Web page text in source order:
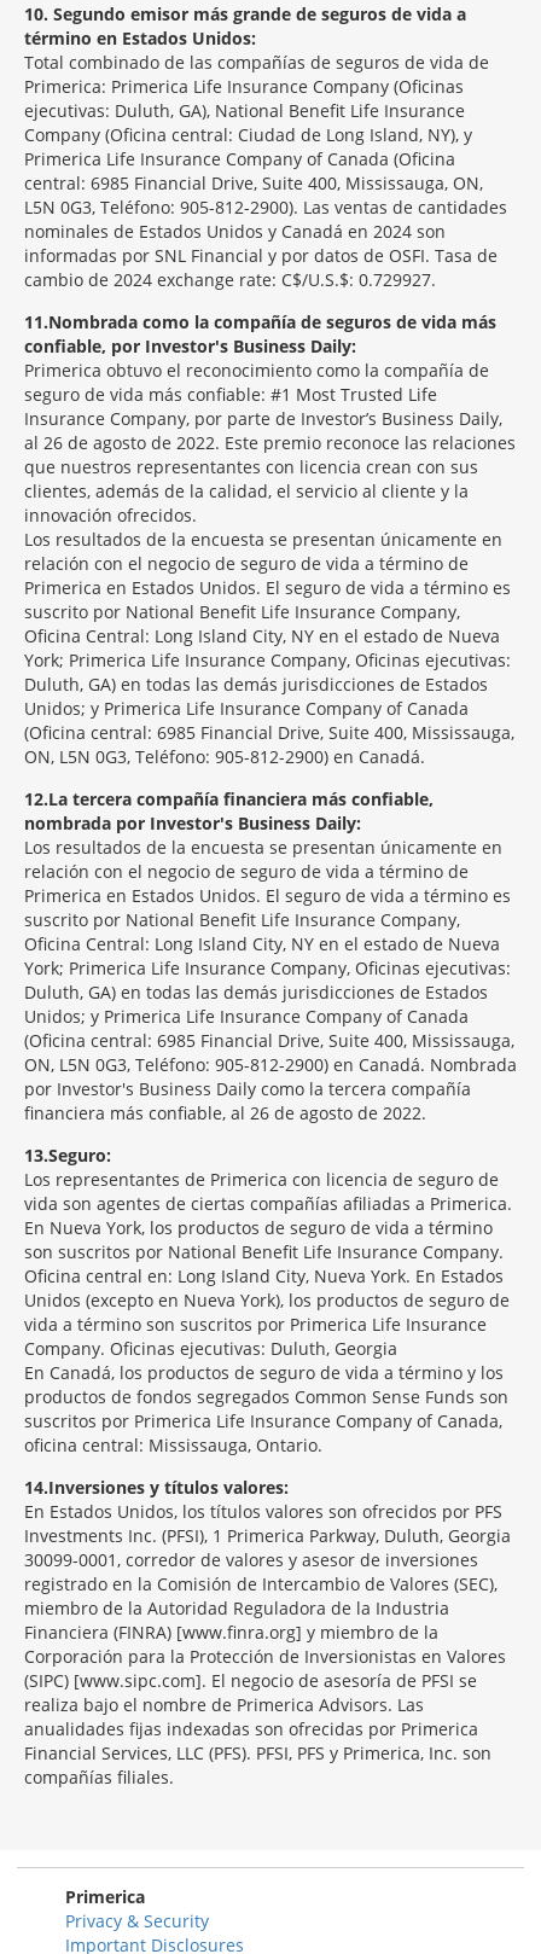
10 Segundo emisor más grande de seguros de vida a
término en Estados Unidos:
Total combinado de las compañías de seguros de vida de
Primerica: Primerica Life Insurance Company (Oficinas
ejecutivas: Duluth, GA), National Benefit Life Insurance
Company (Oficina central: Ciudad de Long Island, NY), y
Primerica Life Insurance Company of Canada (Oficina
central: 6985 Financial Drive, Suite 400, Mississauga, ON,
L5N 0G3, Teléfono: 905-812-2900). Las ventas de cantidades
nominales de Estados Unidos y Canadá en 2024 son
informadas por SNL Financial y por datos de OSFI. Tasa de
cambio de 2024 exchange rate: C$/U.S.$: 0.729927.
11 Nombrada como la compañía de seguros de vida más
confiable, por Investor's Business Daily:
Primerica obtuvo el reconocimiento como la compañía de
seguro de vida más confiable: #1 Most Trusted Life
Insurance Company, por parte de Investor’s Business Daily,
al 26 de agosto de 2022. Este premio reconoce las relaciones
que nuestros representantes con licencia crean con sus
clientes, además de la calidad, el servicio al cliente y la
innovación ofrecidos.
Los resultados de la encuesta se presentan únicamente en
relación con el negocio de seguro de vida a término de
Primerica en Estados Unidos. El seguro de vida a término es
suscrito por National Benefit Life Insurance Company,
Oficina Central: Long Island City, NY en el estado de Nueva
York; Primerica Life Insurance Company, Oficinas ejecutivas:
Duluth, GA) en todas las demás jurisdicciones de Estados
Unidos; y Primerica Life Insurance Company of Canada
(Oficina central: 6985 Financial Drive, Suite 400, Mississauga,
ON, L5N 0G3, Teléfono: 905-812-2900) en Canadá.
12 La tercera compañía financiera más confiable,
nombrada por Investor's Business Daily:
Los resultados de la encuesta se presentan únicamente en
relación con el negocio de seguro de vida a término de
Primerica en Estados Unidos. El seguro de vida a término es
suscrito por National Benefit Life Insurance Company,
Oficina Central: Long Island City, NY en el estado de Nueva
York; Primerica Life Insurance Company, Oficinas ejecutivas:
Duluth, GA) en todas las demás jurisdicciones de Estados
Unidos; y Primerica Life Insurance Company of Canada
(Oficina central: 6985 Financial Drive, Suite 400, Mississauga,
ON, L5N 0G3, Teléfono: 905-812-2900) en Canadá. Nombrada
por Investor's Business Daily como la tercera compañía
financiera más confiable, al 26 de agosto de 2022.
13 Seguro:
Los representantes de Primerica con licencia de seguro de
vida son agentes de ciertas compañías afiliadas a Primerica.
En Nueva York, los productos de seguro de vida a término
son suscritos por National Benefit Life Insurance Company.
Oficina central en: Long Island City, Nueva York. En Estados
Unidos (excepto en Nueva York), los productos de seguro de
vida a término son suscritos por Primerica Life Insurance
Company. Oficinas ejecutivas: Duluth, Georgia
En Canadá, los productos de seguro de vida a término y los
productos de fondos segregados Common Sense Funds son
suscritos por Primerica Life Insurance Company of Canada,
oficina central: Mississauga, Ontario.
14 Inversiones y títulos valores:
En Estados Unidos, los títulos valores son ofrecidos por PFS
Investments Inc. (PFSI), 1 Primerica Parkway, Duluth, Georgia
30099-0001, corredor de valores y asesor de inversiones
registrado en la Comisión de Intercambio de Valores (SEC),
miembro de la Autoridad Reguladora de la Industria
Financiera (FINRA) [www.finra.org] y miembro de la
Corporación para la Protección de Inversionistas en Valores
(SIPC) [www.sipc.com]. El negocio de asesoría de PFSI se
realiza bajo el nombre de Primerica Advisors. Las
anualidades fijas indexadas son ofrecidas por Primerica
Financial Services, LLC (PFS). PFSI, PFS y Primerica, Inc. son
compañías filiales.
Primerica
Privacy & Security
Important Disclosures